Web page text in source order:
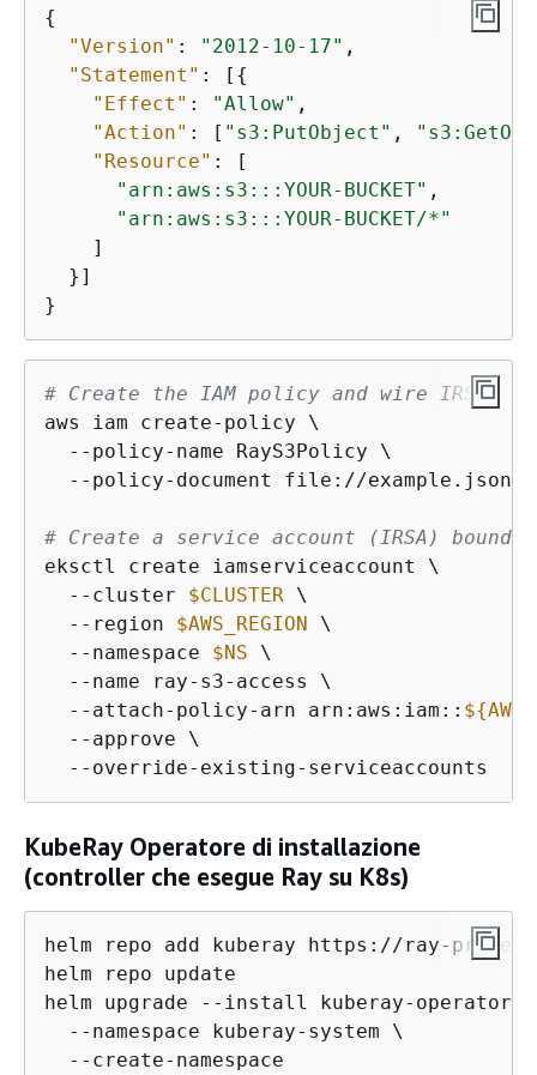
{
"Version" : "2012-10-17" ,
"Statement" : [ {
"Effect" : "Allow" ,
"Action" : [ "s3:PutObject" ,
"Resource" : [
"arn:aws:s3:::YOUR-BUCKET" ,
"arn:aws:s3:::YOUR-BUCKET/*"
    ]
  }]
}
# Create the IAM policy and wire IRSA:
aws iam create-policy \
  --policy-name RayS3Policy \
--policy-document file://example.json
# Create a service account (IRSA)
eksctl create iamserviceaccount \
  --cluster
$CLUSTER \
  --region
$AWS_REGION \
  --namespace
$NS \
  --name ray-s3-access \
  --attach-policy-arn arn:aws:iam::
${
  --approve \
  --override-existing-serviceaccounts
KubeRay Operatore di installazione
(controller che esegue Ray su K8s)
helm repo add kuberay https://ray-
helm repo update
helm upgrade --install kuberay-operator
  --namespace kuberay-system \
  --create-namespace